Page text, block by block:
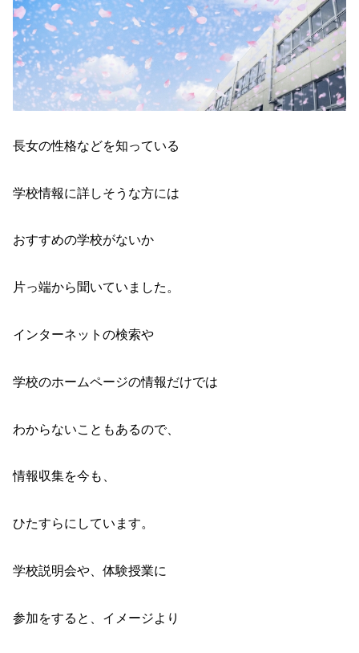
長女の性格などを知っている
学校情報に詳しそうな方には
おすすめの学校がないか
片っ端から聞いていました。
インターネットの検索や
学校のホームページの情報だけでは
わからないこともあるので、
情報収集を今も、
ひたすらにしています。
学校説明会や、体験授業に
参加をすると、イメージより